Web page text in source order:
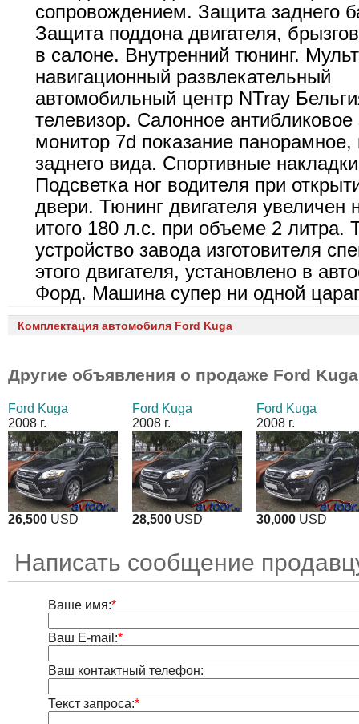
сопровождением. Защита заднего
Защита поддона двигателя,
в салоне. Внутренний тюнинг.
навигационный развлекательный
автомобильный центр NTray
телевизор. Салонное антибликовое
монитор 7d показание панорамное,
заднего вида. Спортивные
Подсветка ног водителя при
двери. Тюнинг двигателя увеличен
итого 180 л.с. при объеме 2 литра.
устройство завода изготовителя
этого двигателя, установлено в
Форд. Машина супер ни одной
Комплектация автомобиля Ford Kuga
Другие объявления о продаже Ford Kuga
Ford Kuga
2008 г.
26,500 USD
Ford Kuga
2008 г.
28,500 USD
Ford Kuga
2008 г.
30,000 USD
Написать сообщение
Ваше имя:*
Ваш E-mail:*
Ваш контактный телефон:
Текст запроса:*